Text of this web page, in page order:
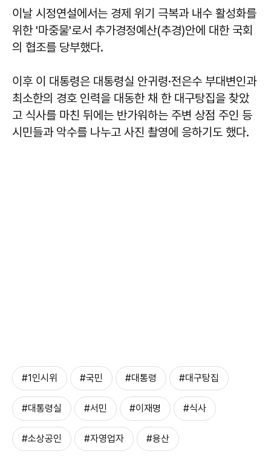
이날 시정연설에서는 경제 위기 극복과 내수 활성화를
위한 '마중물'로서 추가경정예산(추경)안에 대한 국회
의 협조를 당부했다.
이후 이 대통령은 대통령실 안귀령·전은수 부대변인과
최소한의 경호 인력을 대동한 채 한 대구탕집을 찾았
고 식사를 마친 뒤에는 반가워하는 주변 상점 주인 등
시민들과 악수를 나누고 사진 촬영에 응하기도 했다.
#1인시위 #국민 #대통령 #대구탕집
#대통령실 #서민 #이재명 #식사
#소상공인 #자영업자 #용산